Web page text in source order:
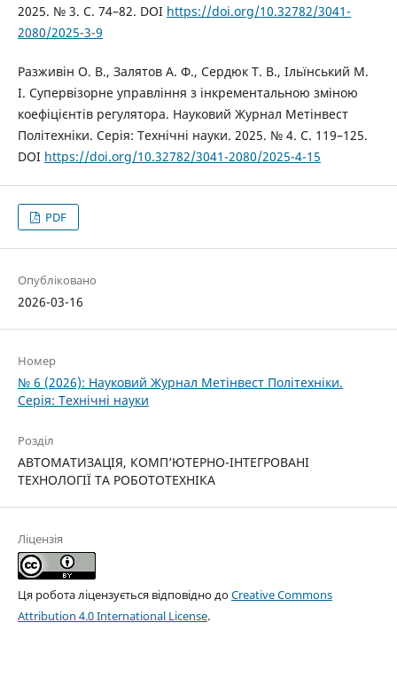
2025. № 3. С. 74–82. DOI https://doi.org/10.32782/3041-
2080/2025-3-9
Разживін О. В., Залятов А. Ф., Сердюк Т. В., Ільїнський М.
І. Супервізорне управління з інкрементальною зміною
коефіцієнтів регулятора. Науковий Журнал Метінвест
Політехніки. Серія: Технічні науки. 2025. № 4. С. 119–125.
DOI https://doi.org/10.32782/3041-2080/2025-4-15
PDF
Опубліковано
2026-03-16
Номер
№ 6 (2026): Науковий Журнал Метінвест Політехніки.
Серія: Технічні науки
Розділ
АВТОМАТИЗАЦІЯ, КОМП’ЮТЕРНО-ІНТЕГРОВАНІ
ТЕХНОЛОГІЇ ТА РОБОТОТЕХНІКА
Ліцензія
Ця робота ліцензується відповідно доCreative Commons
Attribution 4.0 International License.